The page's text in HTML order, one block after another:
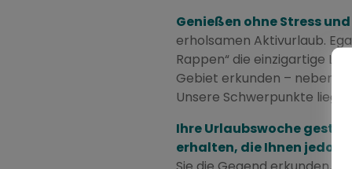
Genießen ohne Stress
erholsamen Aktivurlaub.
Rappen“ die einzigartige
Gebiet erkunden – neben
Unsere Schwerpunkte
Ihre Urlaubswoche
erhalten, die Ihnen